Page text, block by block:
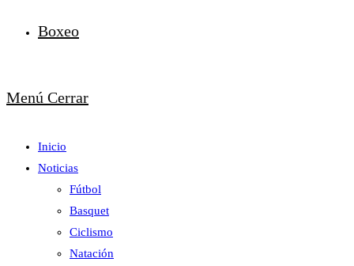
Boxeo
Menú Cerrar
Inicio
Noticias
Fútbol
Basquet
Ciclismo
Natación